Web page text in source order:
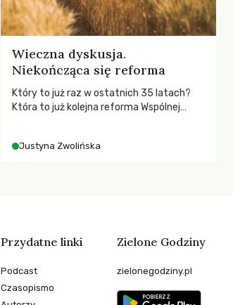
Wieczna dyskusja.
Niekończąca się reforma
Który to już raz w ostatnich 35 latach?
Która to już kolejna reforma Wspólnej
społeczne?
Justyna Zwolińska
Przydatne linki
Podcast
Czasopismo
Zielone Godziny
zielonegodziny.pl